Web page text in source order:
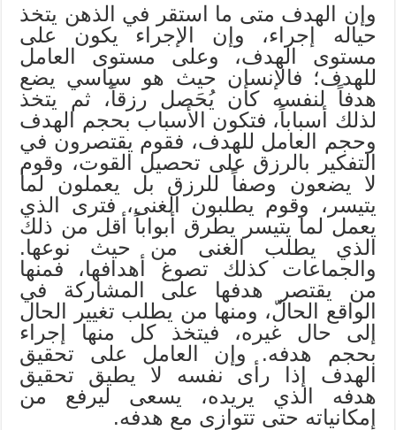
وإن الهدف متى ما استقر في الذهن يتخذ
حياله إجراء، وإن الإجراء يكون على
مستوى الهدف، وعلى مستوى العامل
للهدف؛ فالإنسان حيث هو سياسي يضع
هدفاً لنفسه كأن يُحَصل رزقاً، ثم يتخذ
لذلك أسباباً، فتكون الأسباب بحجم الهدف
وحجم العامل للهدف، فقوم يقتصرون في
التفكير بالرزق على تحصيل القوت، وقوم
لا يضعون وصفاً للرزق بل يعملون لما
يتيسر، وقوم يطلبون الغنى، فترى الذي
يعمل لما يتيسر يطرق أبواباً أقل من ذلك
الذي يطلب الغنى من حيث نوعها.
والجماعات كذلك تصوغ أهدافها، فمنها
من يقتصر هدفها على المشاركة في
الواقع الحالّ، ومنها من يطلب تغيير الحال
إلى حال غيره، فيتخذ كل منها إجراء
بحجم هدفه. وإن العامل على تحقيق
الهدف إذا رأى نفسه لا يطيق تحقيق
هدفه الذي يريده، يسعى ليرفع من
إمكانياته حتى تتوازى مع هدفه.